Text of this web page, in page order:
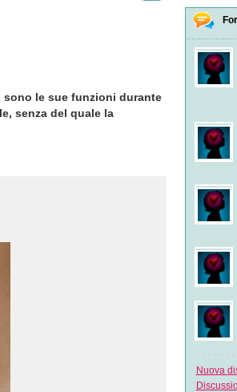
sono le sue funzioni durante
senza del quale la
Nuova